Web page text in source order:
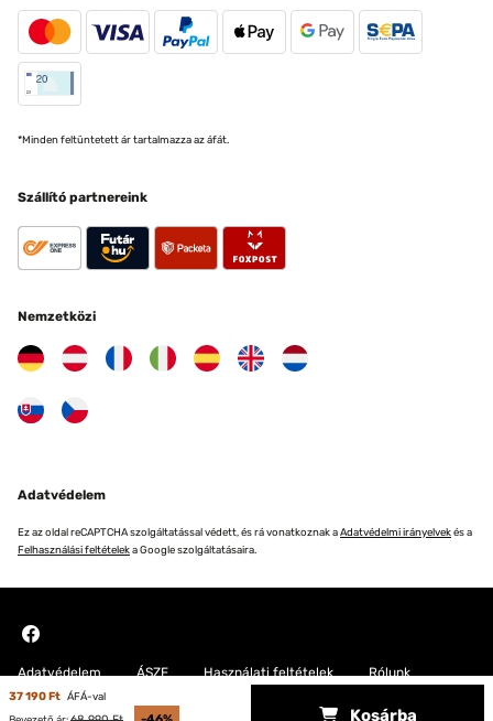
37 190 Ft ÁFÁ-val
Kosárba
*Minden feltüntetett ár tartalmazza az áfát.
Szállító partnereink
Nemzetközi
Adatvédelem
Ez az oldal reCAPTCHA szolgáltatással védett, és rá vonatkoznak aAdatvédelmi irányelvekés a
Felhasználási feltételeka Google szolgáltatásaira.
Adatvédelem ÁSZF Használati feltételek Rólunk
Copyright © 2026 Blumfeldt. All rights reserved